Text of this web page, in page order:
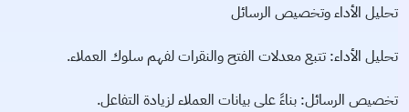
تحليل الأداء وتخصيص الرسائل
تحليل الأداء: تتبع معدلات الفتح والنقرات لفهم سلوك العملاء.
تخصيص الرسائل: بناءً على بيانات العملاء لزيادة التفاعل.